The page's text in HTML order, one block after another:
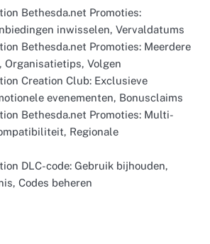
Bethesda.net Promoties:
inwisselen, Vervaldatums
Bethesda.net Promoties: Meerdere
Organisatietips, Volgen
Creation Club: Exclusieve
evenementen, Bonusclaims
Bethesda.net Promoties: Multi-
Regionale
DLC-code: Gebruik bijhouden,
Codes beheren